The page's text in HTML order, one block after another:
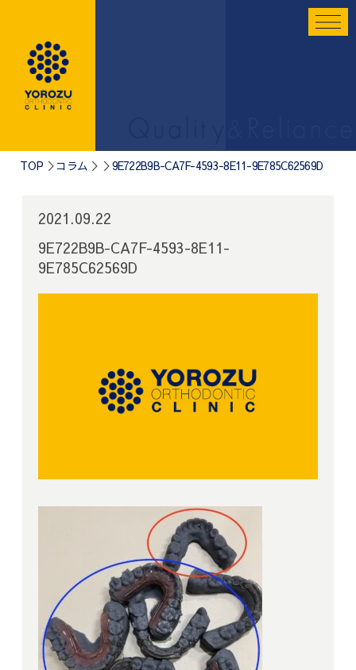
TOP コラム 9E722B9B-CA7F-4593-8E11-9E785C62569D
2021.09.22
9E722B9B-CA7F-4593-8E11-
9E785C62569D